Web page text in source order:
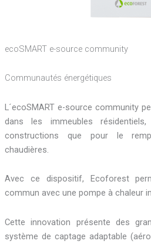
ecoSMART e-source community
Communautés énergétiques
L´ecoSMART e-source community
dans les immeubles
constructions que pour le
chaudières.
Avec ce dispositif, Ecoforest
commun avec une pompe à chaleur
Cette innovation présente des
système de captage adaptable